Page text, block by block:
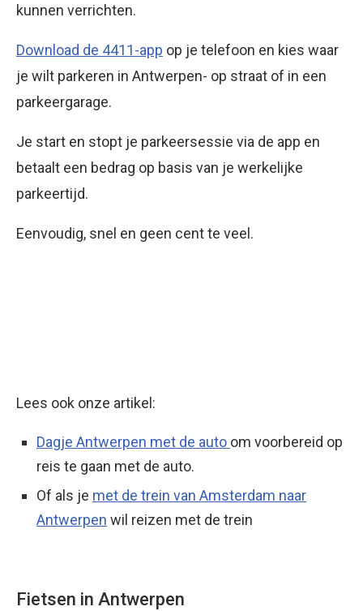
kunnen verrichten.
Download de 4411-app op je telefoon en kies waar
je wilt parkeren in Antwerpen- op straat of in een
parkeergarage.
Je start en stopt je parkeersessie via de app en
betaalt een bedrag op basis van je werkelijke
parkeertijd.
Eenvoudig, snel en geen cent te veel.
Lees ook onze artikel:
Dagje Antwerpen met de auto om voorbereid op
reis te gaan met de auto.
Of als je met de trein van Amsterdam naar
Antwerpen wil reizen met de trein
Fietsen in Antwerpen